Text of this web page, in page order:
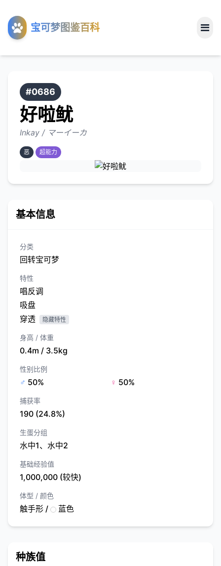
宝可梦图鉴百科
工具
关于
#0686
好啦鱿
Inkay / マーイーカ
恶 超能力
基本信息
分类
回转宝可梦
特性
唱反调
吸盘
穿透
隐藏特性
身高 / 体重
0.4m / 3.5kg
性别比例
♂ 50% ♀ 50%
捕获率
190 (24.8%)
生蛋分组
水中1、水中2
基础经验值
1,000,000 (较快)
体型 / 颜色
触手形 / 蓝色
种族值